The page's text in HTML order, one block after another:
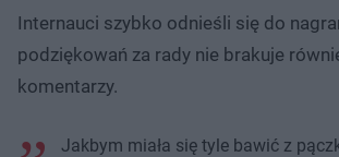
Internauci szybko odnieśli się do
podziękowań za rady nie brakuje
komentarzy.
Jakbym miała się tyle bawić z